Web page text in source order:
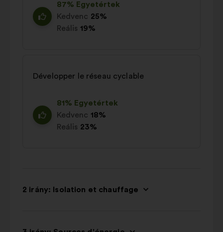
87% Egyetértek
Kedvenc 25%
Reális 19%
Développer le réseau cyclable
81% Egyetértek
Kedvenc 18%
Reális 23%
2 irány: Isolation et chauffage